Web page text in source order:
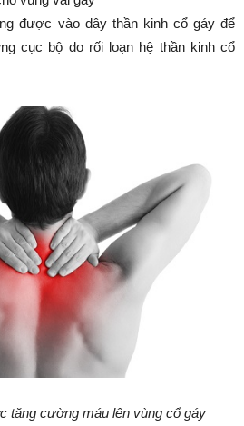
được vào dây thần kinh cổ gáy để
cục bộ do rối loạn hệ thần kinh cổ
tăng cường máu lên vùng cổ gáy